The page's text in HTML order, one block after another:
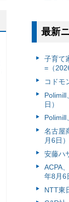
最新
子育て
=（
コドモ
Polimill
日）
Polimill
名古屋
月6日）
安藤ハ
ACPA
年8月6
NTT東